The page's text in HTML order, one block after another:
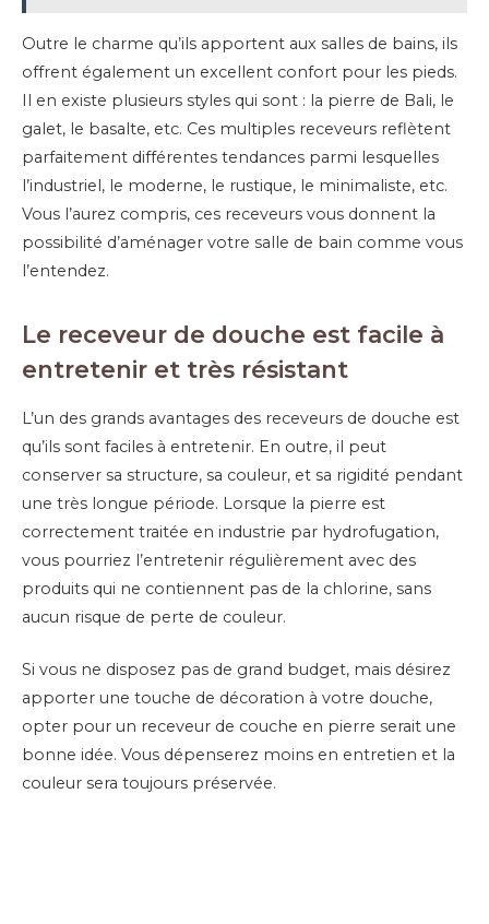
Outre le charme qu’ils apportent aux salles de bains, ils
offrent également un excellent confort pour les pieds.
Il en existe plusieurs styles qui sont : la pierre de Bali, le
galet, le basalte, etc. Ces multiples receveurs reflètent
parfaitement différentes tendances parmi lesquelles
l’industriel, le moderne, le rustique, le minimaliste, etc.
Vous l’aurez compris, ces receveurs vous donnent la
possibilité d’aménager votre salle de bain comme vous
l’entendez.
Le receveur de douche est facile à
entretenir et très résistant
L’un des grands avantages des receveurs de douche est
qu’ils sont faciles à entretenir. En outre, il peut
conserver sa structure, sa couleur, et sa rigidité pendant
une très longue période. Lorsque la pierre est
correctement traitée en industrie par hydrofugation,
vous pourriez l’entretenir régulièrement avec des
produits qui ne contiennent pas de la chlorine, sans
aucun risque de perte de couleur.
Si vous ne disposez pas de grand budget, mais désirez
apporter une touche de décoration à votre douche,
opter pour un receveur de couche en pierre serait une
bonne idée. Vous dépenserez moins en entretien et la
couleur sera toujours préservée.